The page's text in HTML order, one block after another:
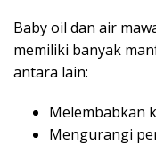
Baby oil dan air
memiliki banyak
antara lain:
Melembabkan
Mengurangi